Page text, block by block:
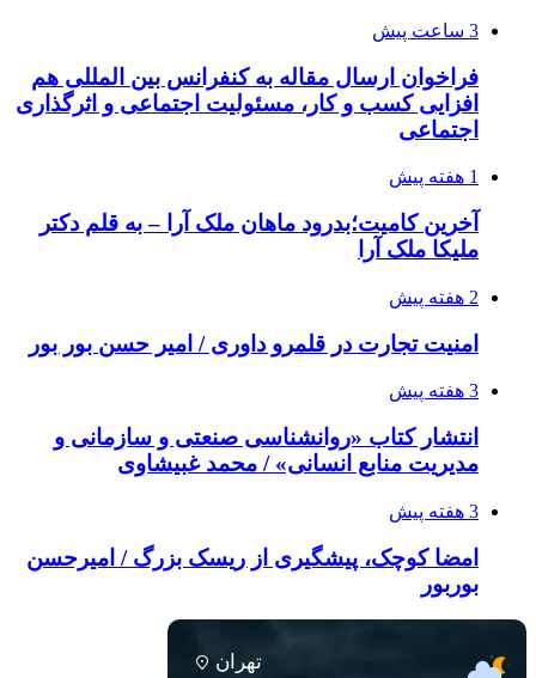
3 ساعت پیش
فراخوان ارسال مقاله به کنفرانس بین المللی هم
افزایی کسب و کار، مسئولیت اجتماعی و اثرگذاری
اجتماعی
1 هفته پیش
آخرین کامیت؛بدرود ماهان ملک آرا – به قلم دکتر
ملیکا ملک آرا
2 هفته پیش
امنیت تجارت در قلمرو داوری / امیر حسن بور بور
3 هفته پیش
انتشار کتاب «روانشناسی صنعتی و سازمانی و
مدیریت منابع انسانی» / محمد غبیشاوی
3 هفته پیش
امضا کوچک، پیشگیری از ریسک بزرگ / امیرحسن
بوربور
تهران